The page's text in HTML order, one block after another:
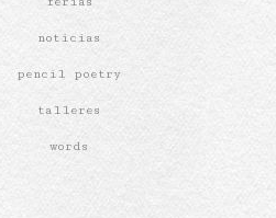
noticias
pencil poetry
talleres
words